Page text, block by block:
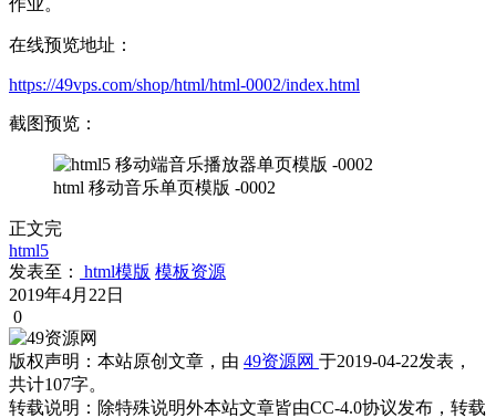
在线预览地址：
https://49vps.com/shop/html/html-0002/index.html
截图预览：
html 移动音乐单页模版 -0002
正文完
html5
发表至：
html模版 模板资源
2019年4月22日
0
版权声明： 本站原创文章，由 49资源网 于2019-04-22发表，
共计107字。
转载说明： 除特殊说明外本站文章皆由CC-4.0协议发布，转载